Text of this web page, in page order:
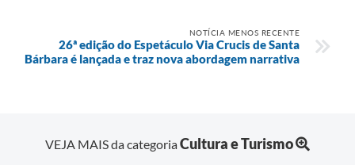
NOTÍCIA MENOS RECENTE
26ª edição do Espetáculo Via Crucis de Santa
Bárbara é lançada e traz nova abordagem narrativa
VEJA MAIS da categoriaCultura e Turismo